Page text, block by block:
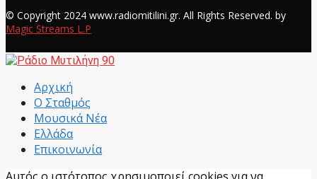
© Copyright 2024 www.radiomitilini.gr. All Rights Reserved. by
Magic Streams L.P
Αρχική
Ο Σταθμός
Μουσικά Νέα
Ελλάδα
Επικοινωνία